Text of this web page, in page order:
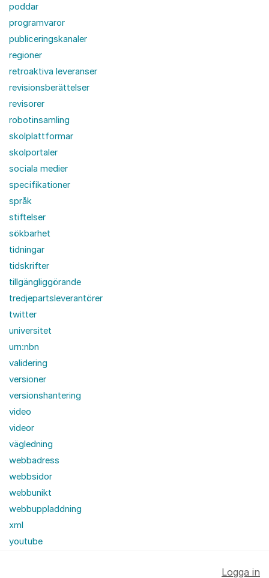
poddar
programvaror
publiceringskanaler
regioner
retroaktiva leveranser
revisionsberättelser
revisorer
robotinsamling
skolplattformar
skolportaler
sociala medier
specifikationer
språk
stiftelser
sökbarhet
tidningar
tidskrifter
tillgängliggörande
tredjepartsleverantörer
twitter
universitet
urn:nbn
validering
versioner
versionshantering
video
videor
vägledning
webbadress
webbsidor
webbunikt
webbuppladdning
xml
youtube
Logga in